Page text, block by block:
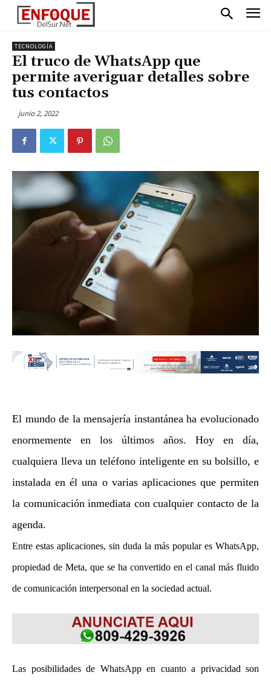
TECNOLOGÍA
El truco de WhatsApp que
permite averiguar detalles sobre
tus contactos
junio 2, 2022
El mundo de la mensajería instantánea ha evolucionado
enormemente en los últimos años. Hoy en día,
cualquiera lleva un teléfono inteligente en su bolsillo, e
instalada en él una o varias aplicaciones que permiten
la comunicación inmediata con cualquier contacto de la
agenda.
Entre estas aplicaciones, sin duda la más popular es WhatsApp,
propiedad de Meta, que se ha convertido en el canal más fluido
de comunicación interpersonal en la sociedad actual.
Las posibilidades de WhatsApp en cuanto a privacidad son